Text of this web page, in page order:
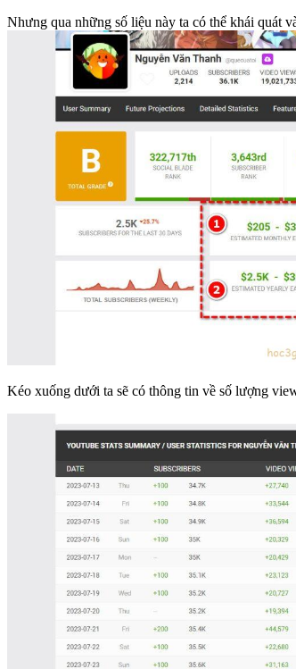
Nhưng qua những số liệu này ta có thể khái quát
Kéo xuống dưới ta sẽ có thông tin về số lượng